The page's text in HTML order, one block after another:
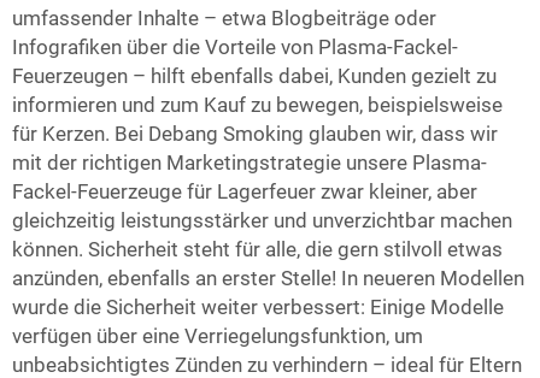
umfassender Inhalte – etwa Blogbeiträge oder
Infografiken über die Vorteile von Plasma-Fackel-
Feuerzeugen – hilft ebenfalls dabei, Kunden gezielt zu
informieren und zum Kauf zu bewegen, beispielsweise
für Kerzen. Bei Debang Smoking glauben wir, dass wir
mit der richtigen Marketingstrategie unsere Plasma-
Fackel-Feuerzeuge für Lagerfeuer zwar kleiner, aber
gleichzeitig leistungsstärker und unverzichtbar machen
können. Sicherheit steht für alle, die gern stilvoll etwas
anzünden, ebenfalls an erster Stelle! In neueren Modellen
wurde die Sicherheit weiter verbessert: Einige Modelle
verfügen über eine Verriegelungsfunktion, um
unbeabsichtigtes Zünden zu verhindern – ideal für Eltern